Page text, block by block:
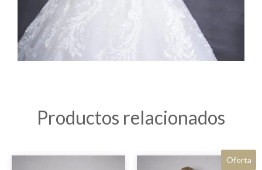
Productos relacionados
Oferta